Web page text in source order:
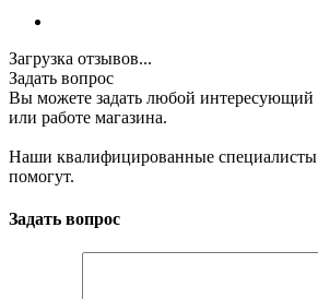
Загрузка отзывов...
Задать вопрос
Вы можете задать любой интересующий
или работе магазина.
Наши квалифицированные специалисты
помогут.
Задать вопрос